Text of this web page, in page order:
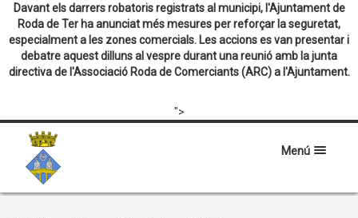
Davant els darrers robatoris registrats al municipi, l'Ajuntament de
Roda de Ter ha anunciat més mesures per reforçar la seguretat,
especialment a les zones comercials. Les accions es van presentar i
debatre aquest dilluns al vespre durant una reunió amb la junta
directiva de l'Associació Roda de Comerciants (ARC) a l'Ajuntament.
">
Menú